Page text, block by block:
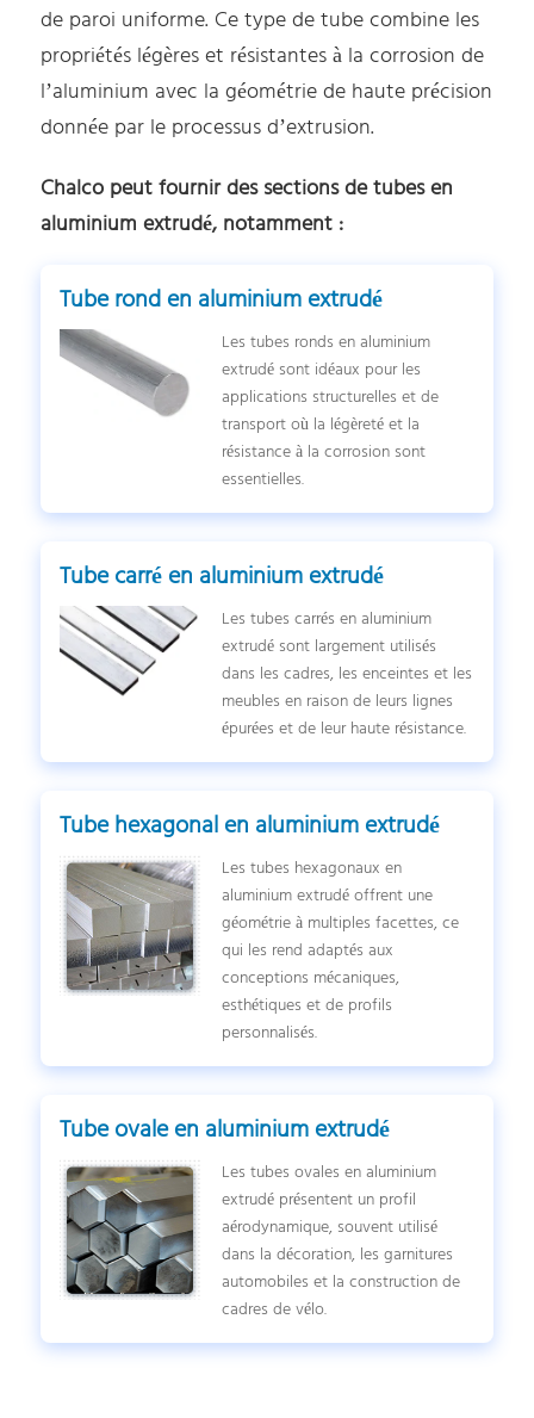
de paroi uniforme. Ce type de tube combine les
propriétés légères et résistantes à la corrosion de
l’aluminium avec la géométrie de haute précision
donnée par le processus d’extrusion.
Chalco peut fournir des sections de tubes en
aluminium extrudé, notamment :
Tube rond en aluminium extrudé
Les tubes ronds en aluminium
extrudé sont idéaux pour les
applications structurelles et de
transport où la légèreté et la
résistance à la corrosion sont
essentielles.
Tube carré en aluminium extrudé
Les tubes carrés en aluminium
extrudé sont largement utilisés
dans les cadres, les enceintes et les
meubles en raison de leurs lignes
épurées et de leur haute résistance.
Tube hexagonal en aluminium extrudé
Les tubes hexagonaux en
aluminium extrudé offrent une
géométrie à multiples facettes, ce
qui les rend adaptés aux
conceptions mécaniques,
esthétiques et de profils
personnalisés.
Tube ovale en aluminium extrudé
Les tubes ovales en aluminium
extrudé présentent un profil
aérodynamique, souvent utilisé
dans la décoration, les garnitures
automobiles et la construction de
cadres de vélo.